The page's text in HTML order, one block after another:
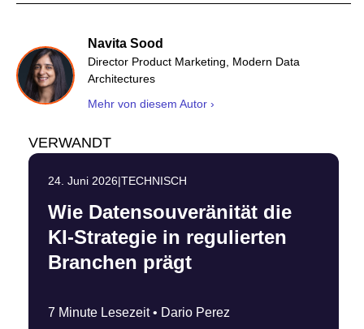
Navita Sood
Director Product Marketing, Modern Data
Architectures
Mehr von diesem Autor ›
VERWANDT
24. Juni 2026|TECHNISCH
Wie Datensouveränität die
KI-Strategie in regulierten
Branchen prägt
7 Minute Lesezeit • Dario Perez